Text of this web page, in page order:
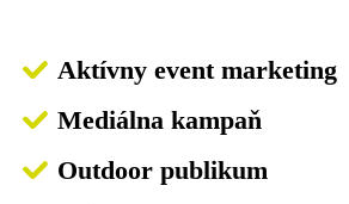
Aktívny event marketing
Mediálna kampaň
Outdoor publikum